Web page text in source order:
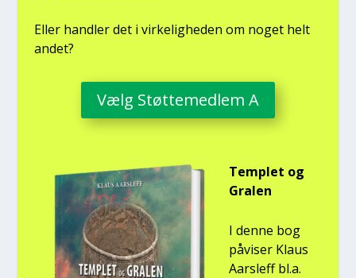
Eller hand­ler det i vir­ke­lig­he­den om noget helt
andet?
Vælg Støt­te­med­lem A
Temp­let og
Gra­len
I den­ne bog
påvi­ser Klaus
Aars­l­eff bl.a.